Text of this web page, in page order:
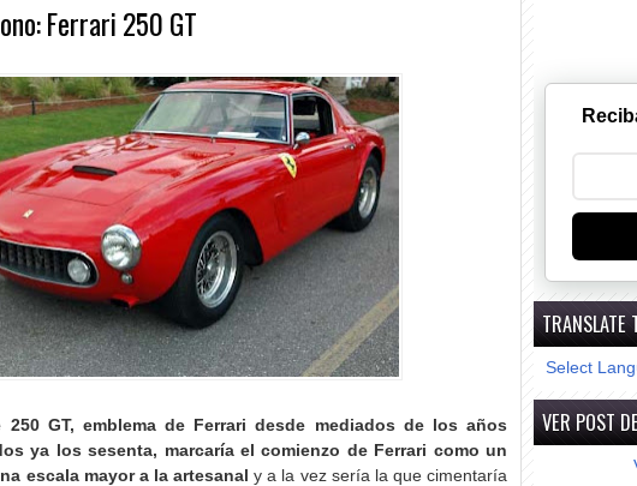
Ferrari 250 GT
250 GT, emblema de Ferrari desde mediados de los años
ya los sesenta, marcaría el comienzo de Ferrari como un
escala mayor a la artesanaly a la vez sería la que cimentaría
TRANSLATE
Select
VER POST